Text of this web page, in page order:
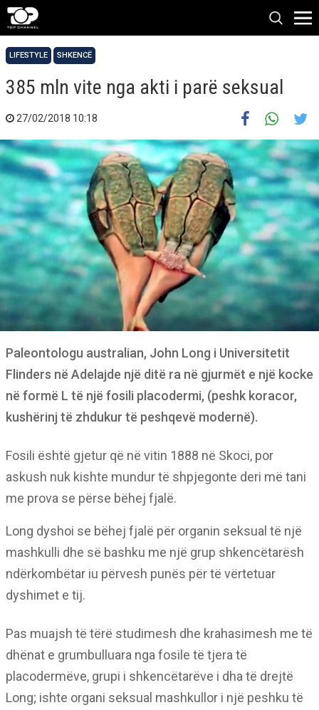
LIFESTYLE SHKENCË
385 mln vite nga akti i parë seksual
27/02/2018 10:18
Paleontologu australian, John Long i Universitetit
Flinders në Adelajde një ditë ra në gjurmët e një kocke
në formë L të një fosili placodermi, (peshk koracor,
kushërinj të zhdukur të peshqevë modernë).
Fosili është gjetur që në vitin 1888 në Skoci, por
askush nuk kishte mundur të shpjegonte deri më tani
me prova se përse bëhej fjalë.
Long dyshoi se bëhej fjalë për organin seksual të një
mashkulli dhe së bashku me një grup shkencëtarësh
ndërkombëtar iu përvesh punës për të vërtetuar
dyshimet e tij.
Pas muajsh të tërë studimesh dhe krahasimesh me të
dhënat e grumbulluara nga fosile të tjera të
placodermëve, grupi i shkencëtarëve i dha të drejtë
Long; ishte organi seksual mashkullor i një peshku të